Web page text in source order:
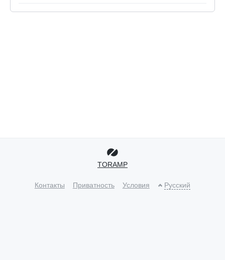
TORAMP
Контакты Приватность Условия Русский